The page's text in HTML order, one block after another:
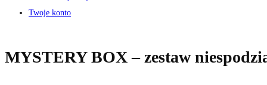
Twoje konto
MYSTERY BOX – zestaw